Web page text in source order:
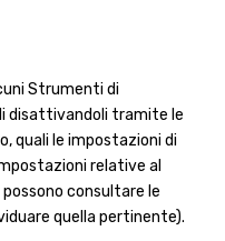
Strumenti di
disattivandoli tramite le
quali le impostazioni di
relative al
consultare le
quella pertinente).